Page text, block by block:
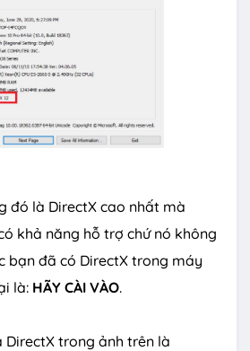
đó là DirectX cao nhất mà
khả năng hỗ trợ chứ nó không
bạn đã có DirectX trong máy
là: HÃY CÀI VÀO.
DirectX trong ảnh trên là